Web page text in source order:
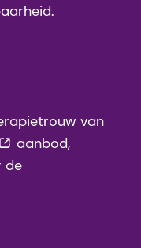
van
aanbod,
de